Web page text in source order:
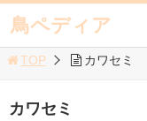
鳥ペディア
TOP カワセミ
カワセミ